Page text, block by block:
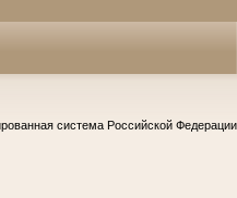
система Российской